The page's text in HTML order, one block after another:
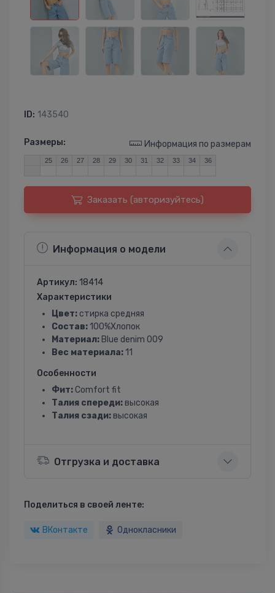
ID: 143540
Размеры: Информация по размерам
25 26 27 28 29 30 31 32 33 34 36
Заказать (авторизуйтесь)
Информация о модели
Артикул: 18414
Характеристики
Цвет: стирка средняя
Состав: 100%Хлопок
Материал: Blue denim 009
Вес материала: 11
Особенности
Фит: Comfort fit
Талия спереди: высокая
Талия сзади: высокая
Отгрузка и доставка
Поделиться в своей ленте:
ВКонтакте Однокласники